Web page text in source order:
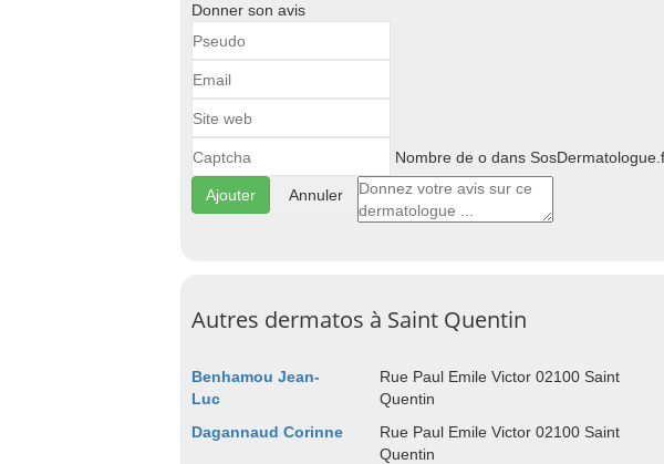
Donner son avis
Nombre de o dans
Annuler
Autres dermatos à Saint Quentin
Benhamou Jean-
Luc
Rue Paul Emile Victor 02100 Saint
Quentin
Dagannaud Corinne
Rue Paul Emile Victor 02100 Saint
Quentin